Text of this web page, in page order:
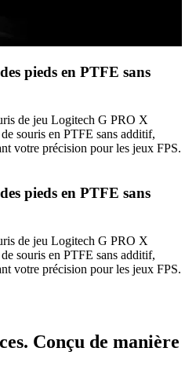
pieds en PTFE sans
de jeu Logitech G PRO X
souris en PTFE sans additif,
votre précision pour les jeux FPS.
pieds en PTFE sans
de jeu Logitech G PRO X
souris en PTFE sans additif,
votre précision pour les jeux FPS.
Conçu de manière